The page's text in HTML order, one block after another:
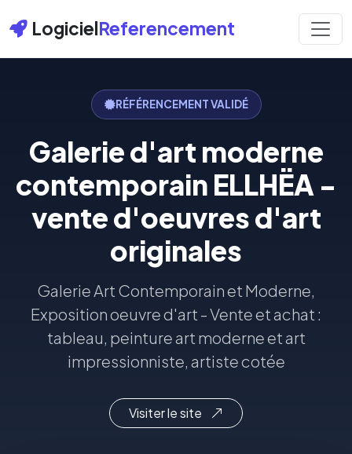
LogicielReferencement
RÉFÉRENCEMENT VALIDÉ
Galerie d'art moderne
contemporain ELLHËA -
vente d'oeuvres d'art
originales
Galerie Art Contemporain et Moderne,
Exposition oeuvre d'art - Vente et achat :
tableau, peinture art moderne et art
impressionniste, artiste cotée
Visiter le site